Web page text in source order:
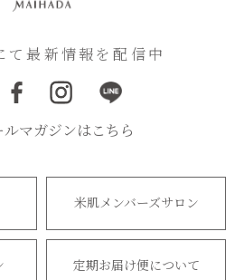
て最新情報を配信中
ルマガジンはこちら
米肌メンバーズサロン
定期お届け便について